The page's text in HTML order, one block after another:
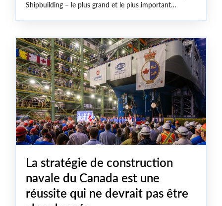
Shipbuilding – le plus grand et le plus important
Seconde Guerre mondiale.
La stratégie de construction
navale du Canada est une
réussite qui ne devrait pas être